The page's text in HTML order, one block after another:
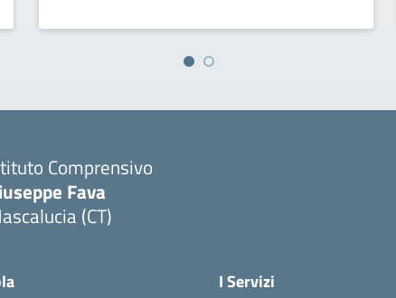
Comprensivo
Fava
(CT)
I Servizi